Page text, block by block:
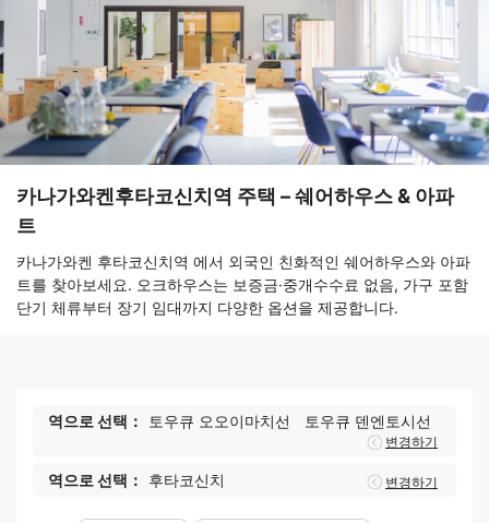
카나가와켄후타코신치역 주택 – 쉐어하우스 & 아파
트
카나가와켄 후타코신치역 에서 외국인 친화적인 쉐어하우스와 아파
트를 찾아보세요. 오크하우스는 보증금·중개수수료 없음, 가구 포함
단기 체류부터 장기 임대까지 다양한 옵션을 제공합니다.
역으로 선택： 토우큐 오오이마치선 토우큐 덴엔토시선
변경하기
역으로 선택： 후타코신치 변경하기